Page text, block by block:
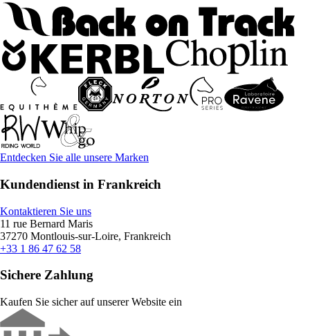
Entdecken Sie alle unsere Marken
Kundendienst in Frankreich
Kontaktieren Sie uns
11 rue Bernard Maris
37270 Montlouis-sur-Loire, Frankreich
+33 1 86 47 62 58
Sichere Zahlung
Kaufen Sie sicher auf unserer Website ein